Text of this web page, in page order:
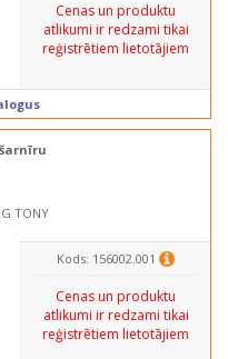
Cenas un produktu
atlikumi ir redzami tikai
reģistrētiem lietotājiem
TONY
Kods: 156002.001
Cenas un produktu
atlikumi ir redzami tikai
reģistrētiem lietotājiem